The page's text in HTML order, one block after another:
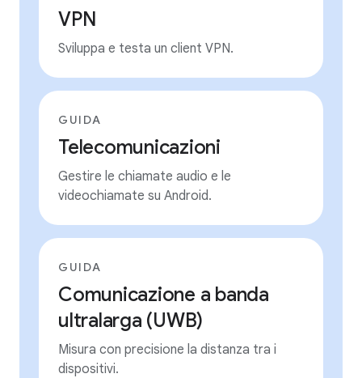
VPN
Sviluppa e testa un client VPN.
GUIDA
Telecomunicazioni
Gestire le chiamate audio e le
videochiamate su Android.
GUIDA
Comunicazione a banda
ultralarga (UWB)
Misura con precisione la distanza tra i
dispositivi.